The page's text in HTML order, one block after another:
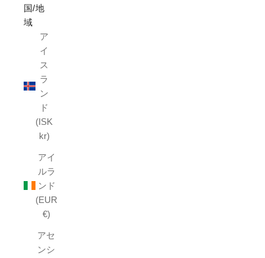
国/地
域
ア
イ
ス
ラ
ン
ド
(ISK
kr)
アイ
ルラ
ンド
(EUR
€)
アセ
ンシ